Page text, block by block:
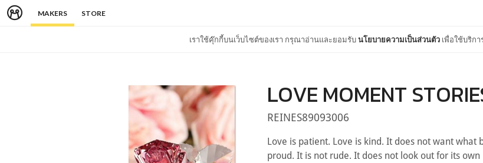
MAKERS STORE
เราใช้คุ๊กกี้บนเว็บไซต์ของเรา กรุณาอ่านและยอมรับนโยบายความเป็นส่วนตัว เพื่อใช้บริกา
LOVE MOMENT
REINES89093006
Love is patient. Love is kind. It does not want what
proud. It is not rude. It does not look out for its